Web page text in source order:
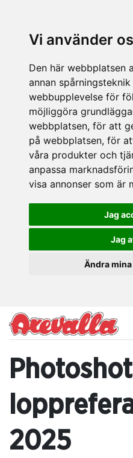
Vi använder
Den här webbplatsen
annan
webbupplevelse för
möjliggöra
webbplatsen, för att
på webbplatsen, för
våra produkter och
anpassa
visa annonser som är
Jag
Jag
Ändra
2025